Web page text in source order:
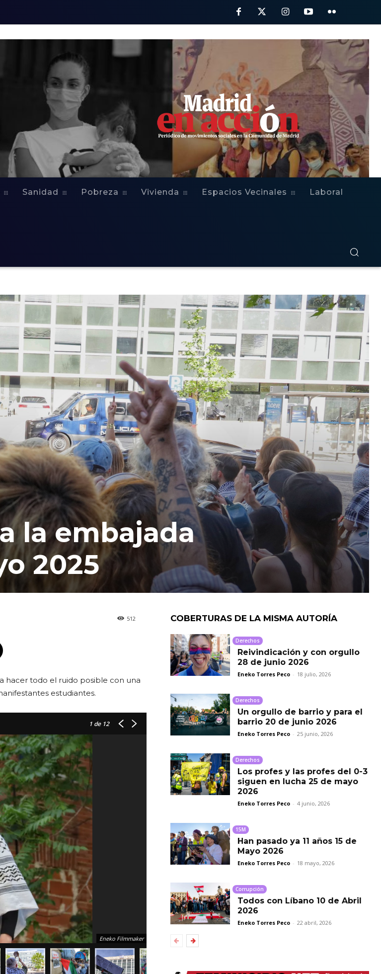
Sanidad Pobreza Vivienda Espacios Vecinales Laboral
la embajada
2025
512
hacer todo el ruido posible con una
estudiantes.
1 de 12
Eneko Filmmaker
COBERTURAS DE LA MISMA AUTORÍA
Derechos
Reivindicación y con orgullo
28 de junio 2026
Eneko Torres Peco - 18 julio, 2026
Derechos
Un orgullo de barrio y para el
barrio 20 de junio 2026
Eneko Torres Peco - 25 junio, 2026
Derechos
Los profes y las profes del 0-3
siguen en lucha 25 de mayo
2026
Eneko Torres Peco - 4 junio, 2026
15M
Han pasado ya 11 años 15 de
Mayo 2026
Eneko Torres Peco - 18 mayo, 2026
Corrupción
Todos con Líbano 10 de Abril
2026
Eneko Torres Peco - 22 abril, 2026